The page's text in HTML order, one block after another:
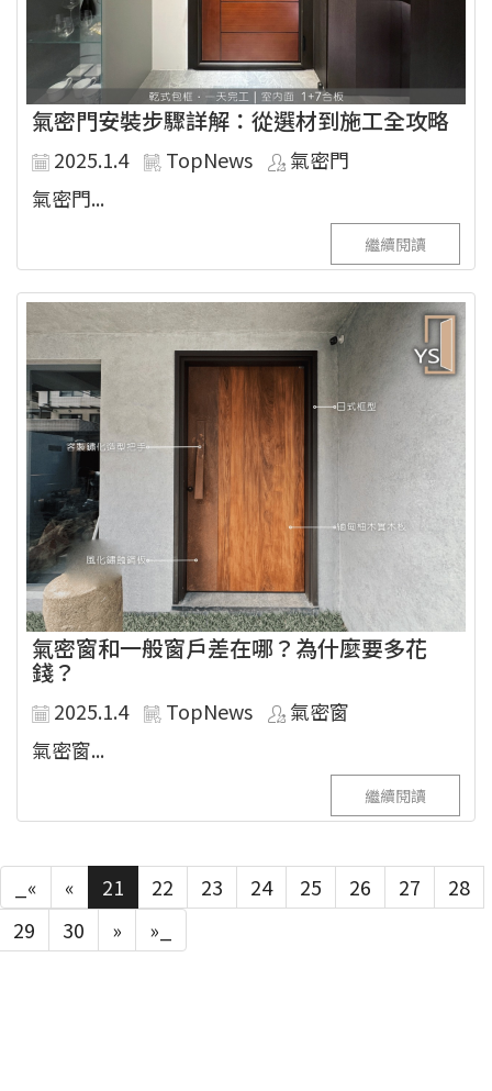
氣密門安裝步驟詳解：從選材到施工全攻略
2025.1.4 TopNews
氣密門
氣密門...
繼續閱讀
氣密窗和一般窗戶差在哪？為什麼要多花
錢？
2025.1.4 TopNews
氣密窗
氣密窗...
繼續閱讀
_« « 21 22 23 24 25 26 27
28
29
30 » »_